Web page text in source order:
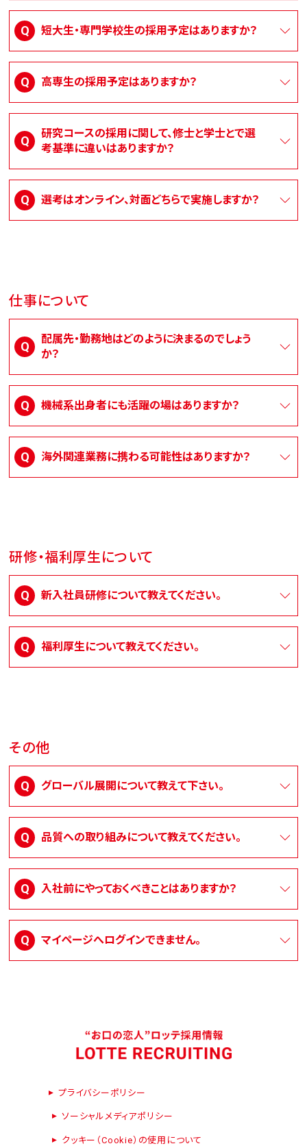
短大生・専門学校生の採用予定はありますか？
高専生の採用予定はありますか？
研究コースの採用に関して、修士と学士とで選
考基準に違いはありますか？
選考はオンライン、対面どちらで実施しますか？
仕事について
配属先・勤務地はどのように決まるのでしょう
か？
機械系出身者にも活躍の場はありますか？
海外関連業務に携わる可能性はありますか？
研修・福利厚生について
新入社員研修について教えてください。
福利厚生について教えてください。
その他
グローバル展開について教えて下さい。
品質への取り組みについて教えてください。
入社前にやっておくべきことはありますか？
マイページへログインできません。
プライバシーポリシー
ソーシャルメディアポリシー
クッキー（Cookie）の使用について